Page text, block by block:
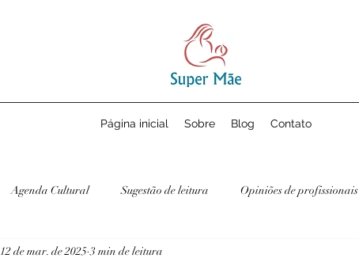
Página inicial Sobre Blog Contato
Agenda Cultural Sugestão de leitura Opiniões de profissionais
12 de mar. de 2025 3 min de leitura